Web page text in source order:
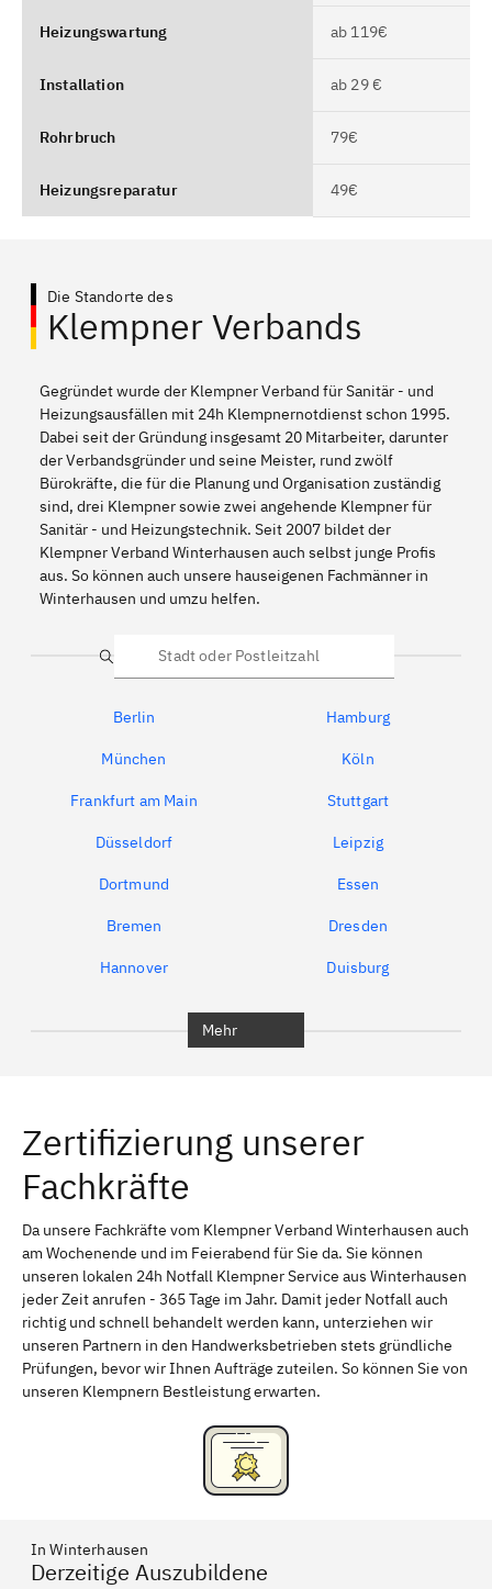
Heizungswartung ab 119€
Installation ab 29 €
Rohrbruch 79€
Heizungsreparatur 49€
Die Standorte des
Klempner Verbands
Gegründet wurde der Klempner Verband für Sanitär - und
Heizungsausfällen mit 24h Klempnernotdienst schon 1995.
Dabei seit der Gründung insgesamt 20 Mitarbeiter, darunter
der Verbandsgründer und seine Meister, rund zwölf
Bürokräfte, die für die Planung und Organisation zuständig
sind, drei Klempner sowie zwei angehende Klempner für
Sanitär - und Heizungstechnik. Seit 2007 bildet der
Klempner Verband Winterhausen auch selbst junge Profis
aus. So können auch unsere hauseigenen Fachmänner in
Winterhausen und umzu helfen.
Suche
Berlin Hamburg
München Köln
Frankfurt am Main Stuttgart
Düsseldorf Leipzig
Dortmund Essen
Bremen Dresden
Hannover Duisburg
Erlangen Bamberg
Bayreuth
Schweinfurt Passau
Freising Rudelsdorf, Mittelfranken
Mehr
Zertifizierung unserer
Fachkräfte
Da unsere Fachkräfte vom Klempner Verband Winterhausen auch
am Wochenende und im Feierabend für Sie da. Sie können
unseren lokalen 24h Notfall Klempner Service aus Winterhausen
jeder Zeit anrufen - 365 Tage im Jahr. Damit jeder Notfall auch
richtig und schnell behandelt werden kann, unterziehen wir
unseren Partnern in den Handwerksbetrieben stets gründliche
Prüfungen, bevor wir Ihnen Aufträge zuteilen. So können Sie von
unseren Klempnern Bestleistung erwarten.
In Winterhausen
Derzeitige Auszubildene